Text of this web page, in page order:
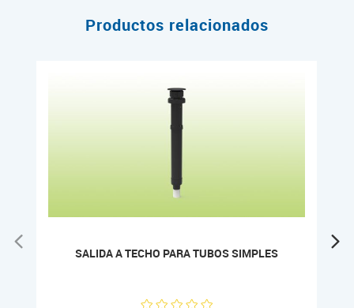
Productos relacionados
SALIDA A TECHO PARA TUBOS SIMPLES